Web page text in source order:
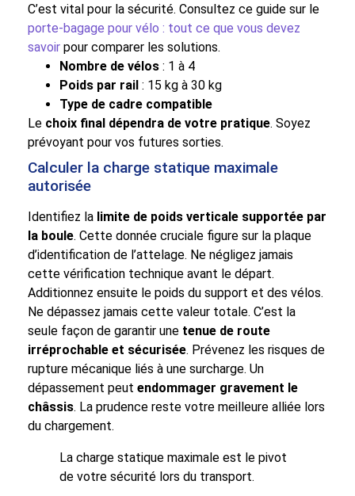
C’est vital pour la sécurité. Consultez ce guide sur le
porte-bagage pour vélo : tout ce que vous devez
savoir pour comparer les solutions.
Nombre de vélos : 1 à 4
Poids par rail : 15 kg à 30 kg
Type de cadre compatible
Le choix final dépendra de votre pratique. Soyez
prévoyant pour vos futures sorties.
Calculer la charge statique maximale
autorisée
Identifiez la limite de poids verticale supportée par
la boule. Cette donnée cruciale figure sur la plaque
d’identification de l’attelage. Ne négligez jamais
cette vérification technique avant le départ.
Additionnez ensuite le poids du support et des vélos.
Ne dépassez jamais cette valeur totale. C’est la
seule façon de garantir une tenue de route
irréprochable et sécurisée. Prévenez les risques de
rupture mécanique liés à une surcharge. Un
dépassement peut endommager gravement le
châssis. La prudence reste votre meilleure alliée lors
du chargement.
La charge statique maximale est le pivot
de votre sécurité lors du transport.